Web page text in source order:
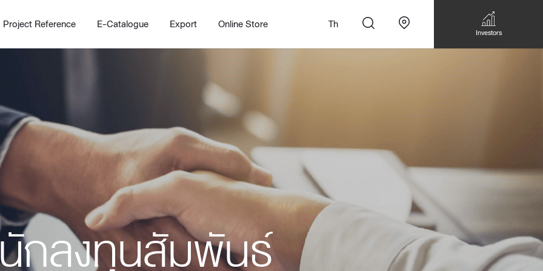
Living room
Dining room
Bedroom
Wordrobe
Kitchen
Kitchens
Kitchen Accessories
Barstool
Trolley
Walk-in closet &
Storage
Bookshelf & Multimedia
Wall decoration
Working Design Solution
บริการสั่งทำโซฟาแบบ
Custom เหมาะกับทุกไลฟ์
Custom Dining Table
Project Reference E-Catalogue Export Online Store Th
Investors
กลงทุนสัมพันธ์